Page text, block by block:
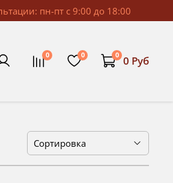
пн-пт с 9:00 до 18:00
0 0 0 0 Руб